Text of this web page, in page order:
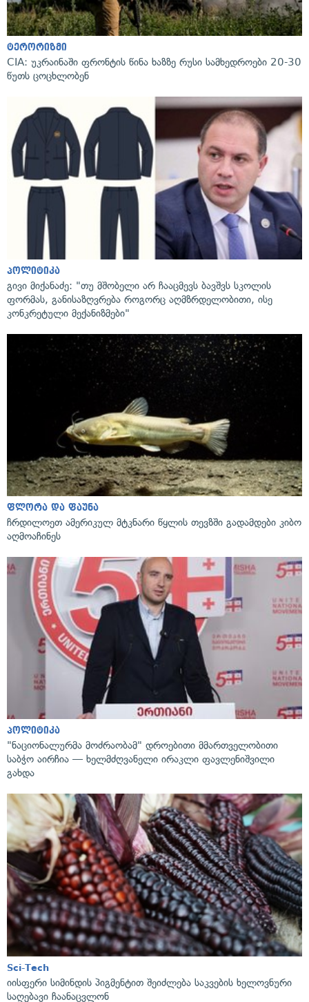
ტერორიზმი
CIA: უკრაინაში ფრონტის წინა ხაზზე რუსი სამხედროები 20-30
წუთს ცოცხლობენ
პოლიტიკა
გივი მიქანაძე: "თუ მშობელი არ ჩააცმევს ბავშვს სკოლის
ფორმას, განისაზღვრება როგორც აღმზრდელობითი, ისე
კონკრეტული მექანიზმები"
ფლორა და ფაუნა
ჩრდილოეთ ამერიკულ მტკნარი წყლის თევზში გადამდები კიბო
აღმოაჩინეს
პოლიტიკა
"ნაციონალურმა მოძრაობამ" დროებითი მმართველობითი
საბჭო აირჩია — ხელმძღვანელი ირაკლი ფავლენიშვილი
გახდა
Sci-Tech
იისფერი სიმინდის პიგმენტით შეიძლება საკვების ხელოვნური
საღებავი ჩაანაცვლონ